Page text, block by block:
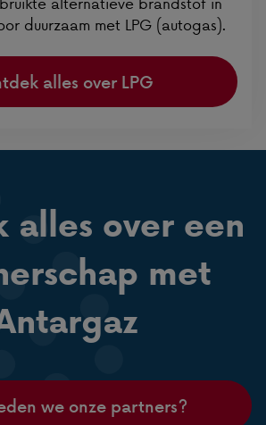
duurzaam met LPG (autogas).
alles over LPG
alles over een
met
we onze partners?